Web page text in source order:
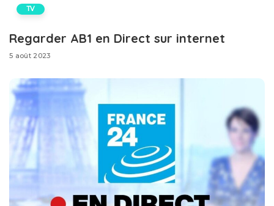
TV
Regarder AB1 en Direct sur internet
5 août 2023